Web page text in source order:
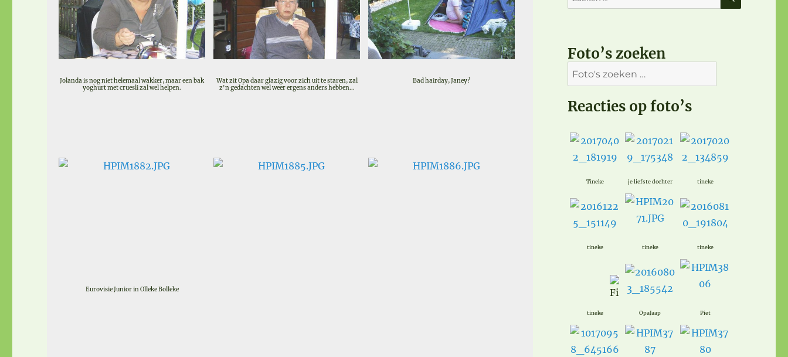
Jolanda is nog niet helemaal wakker, maar een bak
yoghurt met cruesli zal wel helpen.
Wat zit Opa daar glazig voor zich uit te staren, zal
z'n gedachten wel weer ergens anders hebben...
Bad hairday, Janey?
Eurovisie Junior in Olleke Bolleke
naar:
Foto’s zoeken
Reacties op foto’s
Tineke je liefste dochter tineke
tineke tineke tineke
tineke OpaJaap Piet